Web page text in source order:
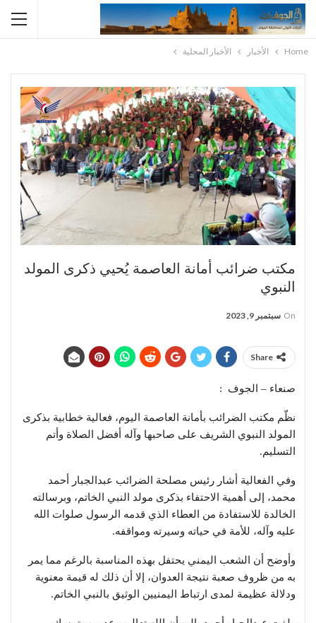
Home الأخبار الأخبار المحلية
مكتب ضرائب أمانة العاصمة يُحيي ذكرى المولد
النبوي
On سبتمبر 9, 2023
Share
صنعاء – الجوف :
نظّم مكتب الضرائب بأمانة العاصمة اليوم، فعالية خطابية بذكرى
المولد النبوي الشريف على صاحبها وآله أفضل الصلاة وأتم
التسليم.
وفي الفعالية أشار رئيس مصلحة الضرائب عبدالجبار أحمد
محمد، إلى أهمية الاحتفاء بذكرى مولد النبي الخاتم، وبرسالته
الخالدة للاستفادة من العطاء الذي قدمه الرسول صلوات الله
عليه وآله، للأمة في حياته وسيرته ومواقفه.
وأوضح أن الشعب اليمني يحتفل بهذه المناسبة بالرغم مما يمر
به من ظروف صعبة نتيجة العدوان، إلا أن ذلك له قيمة معنوية
ودلالة عظيمة لمدى ارتباط اليمنيين الوثيق بالنبي الخاتم.